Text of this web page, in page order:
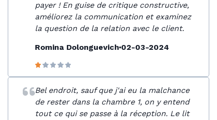
payer ! En guise de critique constructive,
améliorez la communication et examinez
la question de la relation avec le client.
Romina Dolonguevich 02-03-2024
Bel endroit, sauf que j'ai eu la malchance
de rester dans la chambre 1, on y entend
tout ce qui se passe à la réception. Le lit